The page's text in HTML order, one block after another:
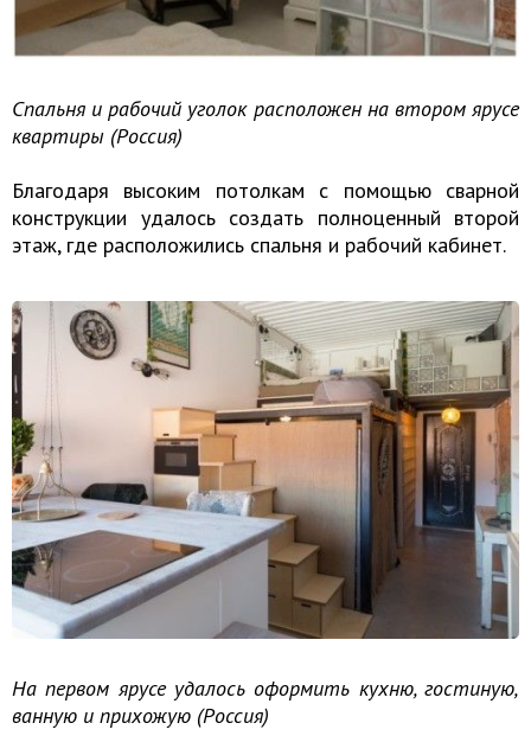
Спальня и рабочий уголок расположен на втором ярусе
квартиры (Россия)
Благодаря высоким потолкам с помощью сварной
конструкции удалось создать полноценный второй
этаж, где расположились спальня и рабочий кабинет.
На первом ярусе удалось оформить кухню, гостиную,
ванную и прихожую (Россия)